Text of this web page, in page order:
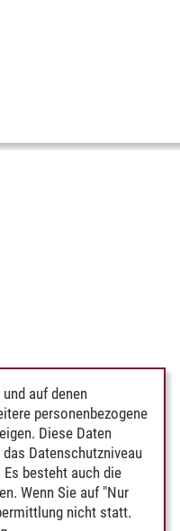
auf denen
personenbezogene
Diese Daten
Datenschutzniveau
Es besteht auch die
Wenn Sie auf "Nur
nicht statt.